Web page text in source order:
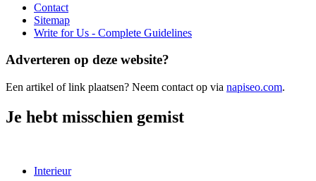
Contact
Sitemap
Write for Us - Complete Guidelines
Adverteren op deze website?
Een artikel of link plaatsen? Neem contact op via napiseo.com.
Je hebt misschien gemist
Interieur